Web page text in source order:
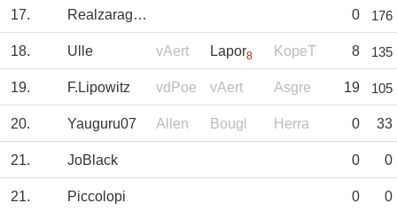
17. Realzaragoza 0 176
18. Ulle vAert Lapor8 KopeT 8 135
19. F.Lipowitz vdPoe vAert Asgre 19 105
20. Yauguru07 Allen Bougl Herra 0 33
21. JoBlack 0 0
21. Piccolopi 0 0